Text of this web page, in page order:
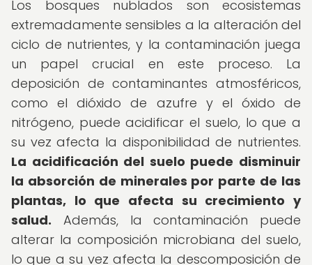
Los bosques nublados son ecosistemas
extremadamente sensibles a la alteración del
ciclo de nutrientes, y la contaminación juega
un papel crucial en este proceso. La
deposición de contaminantes atmosféricos,
como el dióxido de azufre y el óxido de
nitrógeno, puede acidificar el suelo, lo que a
su vez afecta la disponibilidad de nutrientes.
La acidificación del suelo puede disminuir
la absorción de minerales por parte de las
plantas, lo que afecta su crecimiento y
salud. Además, la contaminación puede
alterar la composición microbiana del suelo,
lo que a su vez afecta la descomposición de